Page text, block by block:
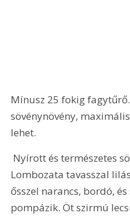
Mínusz 25 fokig
sövénynövény,
lehet.
Lombozata tavasszal
ősszel narancs, bordó,
pompázik. Öt szirmú